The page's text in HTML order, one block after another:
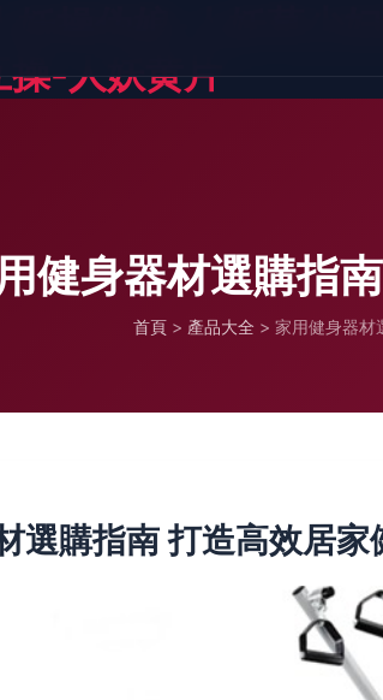
妖操伪娘-人妖草少
-人妖黄片
健身器材選購指
首頁 > 產品大全 > 家用健身器材
選購指南 打造高效居家